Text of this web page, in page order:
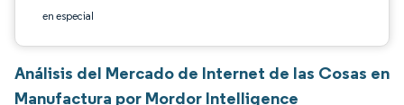
en especial
Análisis del Mercado de Internet de las Cosas en
Manufactura por Mordor Intelligence